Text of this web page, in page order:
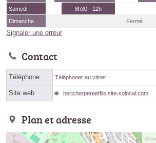
Samedi
8h30 - 12h
Dimanche
Fermé
Signaler une erreur
Contact
Téléphone Téléphoner au vitrier
Site web hericherpereetfils.site-solocal.com
Plan et adresse
©